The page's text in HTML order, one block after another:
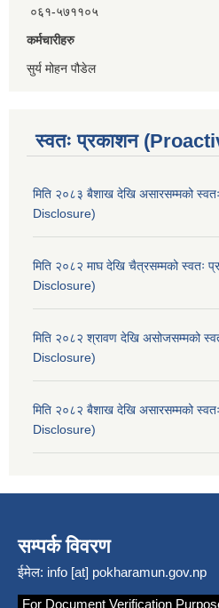
०६१-५७११०५
कर्मचारीहरु
सुर्य मोहन पौडेल
स्वतः प्रकाशन
मिति २०८३ बैशाख देखि असारसम्मको
Disclosure)
मिति २०८२ माघ देखि चैत्रसम्मको स्वतः
Disclosure)
मिति २०८२ श्रावण देखि असोजसम्मको
Disclosure)
मिति २०८२ बैशाख देखि असारसम्मको
Disclosure)
सम्पर्क विवरण
ईमेल: info [at] pokharamun.gov.np
For Document Verification